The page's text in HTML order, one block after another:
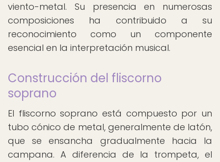
viento-metal. Su presencia en numerosas
composiciones ha contribuido a su
reconocimiento como un componente
esencial en la interpretación musical.
Construcción del fliscorno
soprano
El fliscorno soprano está compuesto por un
tubo cónico de metal, generalmente de latón,
que se ensancha gradualmente hacia la
campana. A diferencia de la trompeta, el